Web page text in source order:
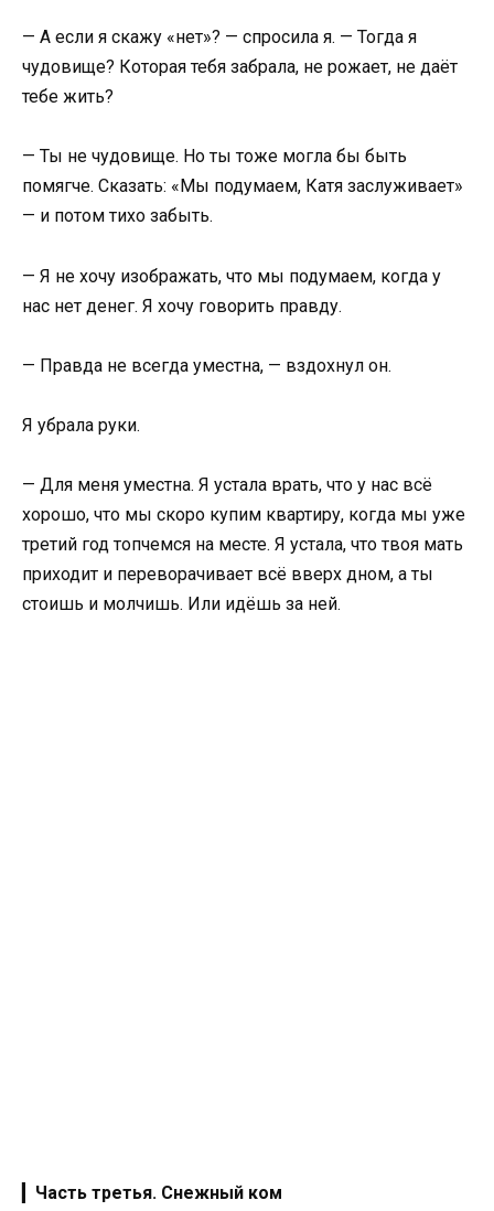
— А если я скажу «нет»? — спросила я. — Тогда я
чудовище? Которая тебя забрала, не рожает, не даёт
тебе жить?
— Ты не чудовище. Но ты тоже могла бы быть
помягче. Сказать: «Мы подумаем, Катя заслуживает»
— и потом тихо забыть.
— Я не хочу изображать, что мы подумаем, когда у
нас нет денег. Я хочу говорить правду.
— Правда не всегда уместна, — вздохнул он.
Я убрала руки.
— Для меня уместна. Я устала врать, что у нас всё
хорошо, что мы скоро купим квартиру, когда мы уже
третий год топчемся на месте. Я устала, что твоя мать
приходит и переворачивает всё вверх дном, а ты
стоишь и молчишь. Или идёшь за ней.
Часть третья. Снежный ком